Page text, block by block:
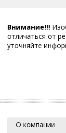
Внимание!!!
отличаться от
уточняйте
О компании